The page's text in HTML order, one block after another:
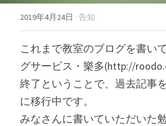
2019年4月24日 · 告知
これまで教室のブログを書い
グサービス・樂多(http://
終了ということで、過去記事
に移行中です。
みなさんに書いていただいた